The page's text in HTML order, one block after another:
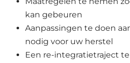
kan gebeuren
Aanpassingen te doen
nodig voor uw herstel
Een re-integratietraject